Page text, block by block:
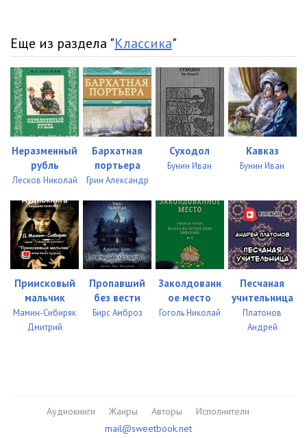
Еще из раздела "Классика"
Неразменный
рубль
Лесков Николай
Бархатная
портьера
Грин Александр
Суходол
Бунин Иван
Кавказ
Бунин Иван
Приисковый
мальчик
Мамин-Сибиряк
Дмитрий
Пропавший
без вести
Бирс Амброз
Заколдованн
ое место
Гоголь Николай
Песчаная
учительница
Платонов
Андрей
Аудиокниги Жанры Авторы
Исполнители
mail@sweetbook.net